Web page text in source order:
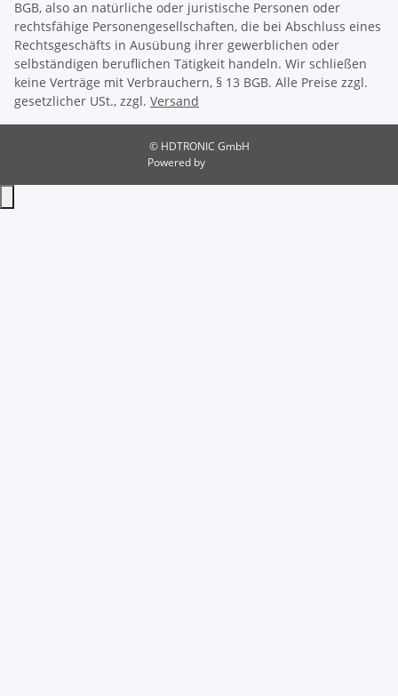
BGB, also an natürliche oder juristische Personen oder
rechtsfähige Personengesellschaften, die bei Abschluss eines
Rechtsgeschäfts in Ausübung ihrer gewerblichen oder
selbständigen beruflichen Tätigkeit handeln. Wir schließen
keine Verträge mit Verbrauchern, § 13 BGB. Alle Preise zzgl.
gesetzlicher USt., zzgl. Versand
© HDTRONIC GmbH
Powered by